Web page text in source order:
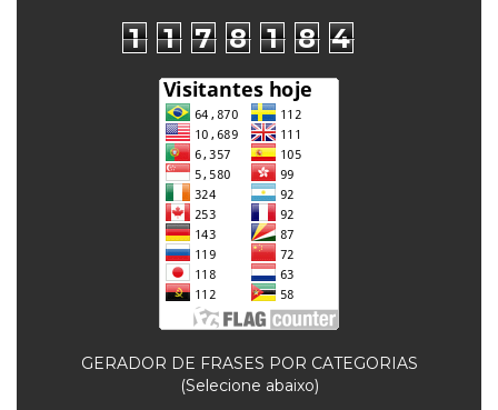
1 1 7 8 1 8 4
GERADOR DE FRASES POR CATEGORIAS
(Selecione abaixo)